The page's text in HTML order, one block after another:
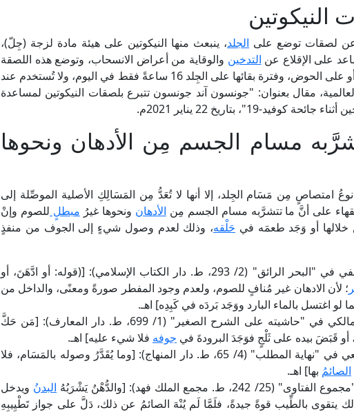
النيكوتين
عن لصقات توضع على الجلد، ينبعث منها النيكوتين على هيئة مادة لزجة (جِلّ)،
على الإقلاع عن التدخين والوقاية من أعراض الانسحاب، وتوضع هذه اللصقة
عادة على الجزء العلوي من الذراع أو على الحوض، وفترة بقائها على الجِلد 16 ساعةً فقط في اليوم، ولا تُستخدم عند
مقال بعنوان: "جونسون آند جونسون تتبرع بلصقات النيكوتين لمساعدة
19"، بتاريخ 22 يناير 2021م.
مسام الجسم مِن الأدهان ونحوها
امتصاصٍ مِن مَسَام الجِلد، إلا أنها لا تُعَدُّ مِن المَسَالِكِ الأصلية الموصِّلة إلى
على أنَّ ما تتشرَّبه مسام الجسم مِن الأدهان ونحوها غيرُ مبطلٍ للصوم وإنْ
أو وَجَد طعمَه في حَلْقه، وذلك لعدم وصول شيءٍ إلى الجوف من منفذٍ
قال الإمام زين الدين بن نُجَيْم الحنفي في "البحر الرائق" (2/ 293، ط. دار الكتاب الإسلامي): [(قوله: أو ادَّهَنَ، أو
؛ لأن الادهان غير مُنافٍ للصوم، ولعدم وجود المفطر صورةً ومعنًى، والداخل من
لو اغتسل بالماء البارد ووَجَد بَردَه في كَبِدِه] اهـ.
وقال الإمام أبو العباس الصَّاوِي المالكي في "حاشيته على الشرح الصغير" (1/ 699، ط. دار المعارف): [مَن حَكَّ
، أو قَبَضَ بيده على ثَلْجٍ فوَجَدَ البرودةَ في جوفه فلا شيء عليه] اهـ.
وقال إمام الحرمين الجُوَيْنِي الشافعي في "نهاية المطلب" (4/ 65، ط. دار المنهاج): [وما يُقَدَّرُ وصوله بالمَسَام، فلا
الصائمُ بها] اهـ.
الملك فهد): [والدُّهْنُ يَشْرَبُهُ
البدنُ ويدخل
يتقوى بالطِّيب قوةً جيدةً، فلَمَّا لَم يُنْهَ الصائمُ عن ذلك، دَلَّ على جواز تَطْيِيبِهِ